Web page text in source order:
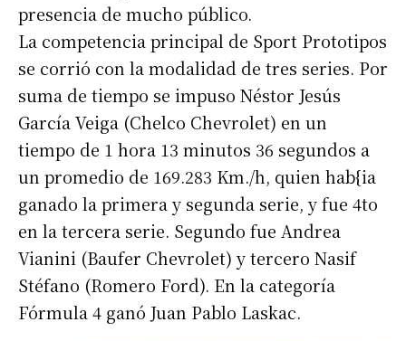
presencia de mucho público.
La competencia principal de Sport Prototipos
se corrió con la modalidad de tres series. Por
suma de tiempo se impuso Néstor Jesús
García Veiga (Chelco Chevrolet) en un
tiempo de 1 hora 13 minutos 36 segundos a
un promedio de 169.283 Km./h, quien hab{ia
ganado la primera y segunda serie, y fue 4to
en la tercera serie. Segundo fue Andrea
Vianini (Baufer Chevrolet) y tercero Nasif
Stéfano (Romero Ford). En la categoría
Fórmula 4 ganó Juan Pablo Laskac.